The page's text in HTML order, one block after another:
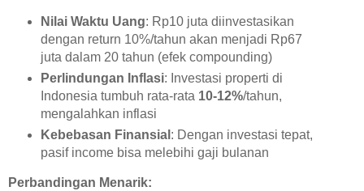
Nilai Waktu Uang: Rp10 juta diinvestasikan
dengan return 10%/tahun akan menjadi Rp67
juta dalam 20 tahun (efek compounding)
Perlindungan Inflasi: Investasi properti di
Indonesia tumbuh rata-rata 10-12%/tahun,
mengalahkan inflasi
Kebebasan Finansial : Dengan investasi tepat,
pasif income bisa melebihi gaji bulanan
Perbandingan Menarik: